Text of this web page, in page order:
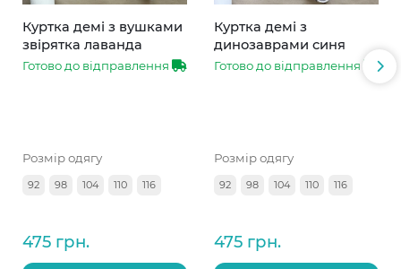
Куртка демі з вушками
звірятка лаванда
Готово до відправлення
Розмір одягу
92 98 104 110 116
475 грн.
Куртка демі з
динозаврами синя
Готово до відправлення
Розмір одягу
92 98 104 110 116
475 грн.